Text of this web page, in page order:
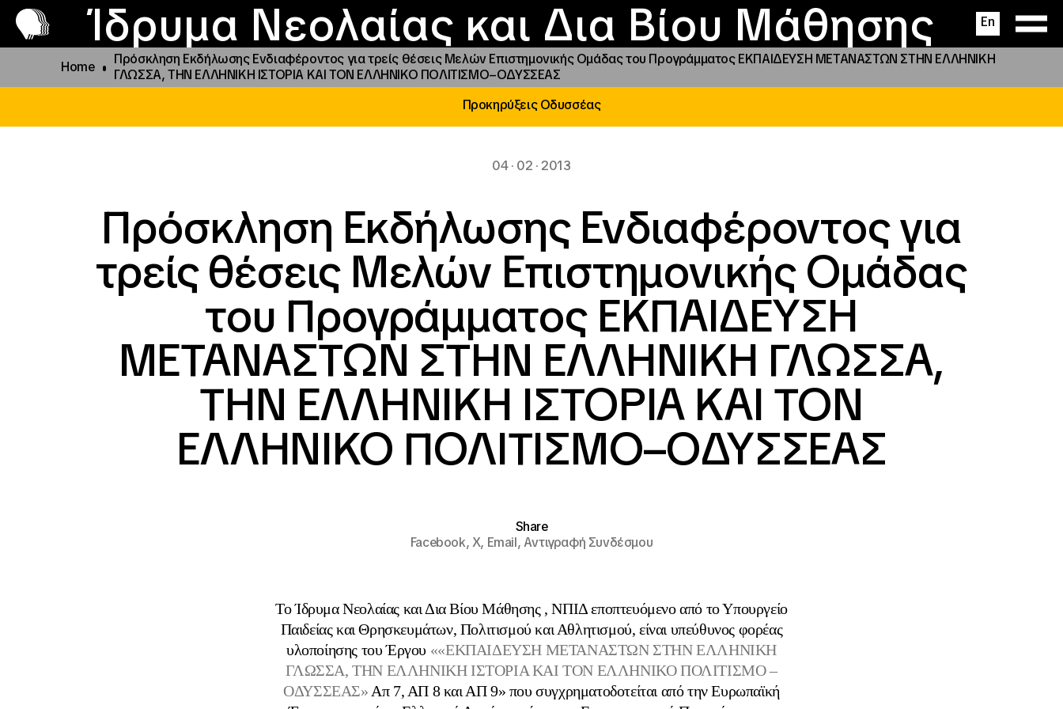
Ίδρυμα Νεολαίας και Δια Βίου Μάθησης En
Το ΙΝΕΔΙΒΙΜ
Προγράμματα και δράσεις
Φοιτητικές Εστίες
Παραχώρηση αιγίδας
Νέα
Επικοινωνία
Home
Πρόσκληση Εκδήλωσης Ενδιαφέροντος για τρείς θέσεις Μελών Επιστημονικής Ομάδας του Προγράμματος ΕΚΠΑΙΔΕΥΣΗ ΜΕΤΑΝΑΣΤΩΝ ΣΤΗΝ ΕΛΛΗΝΙΚΗ
ΓΛΩΣΣΑ, ΤΗΝ ΕΛΛΗΝΙΚΗ ΙΣΤΟΡΙΑ ΚΑΙ ΤΟΝ ΕΛΛΗΝΙΚΟ ΠΟΛΙΤΙΣΜΟ–ΟΔΥΣΣΕΑΣ
Προκηρύξεις Οδυσσέας
04 · 02 · 2013
Πρόσκληση Εκδήλωσης Ενδιαφέροντος για
τρείς θέσεις Μελών Επιστημονικής Ομάδας
του Προγράμματος ΕΚΠΑΙΔΕΥΣΗ
ΜΕΤΑΝΑΣΤΩΝ ΣΤΗΝ ΕΛΛΗΝΙΚΗ ΓΛΩΣΣΑ,
ΤΗΝ ΕΛΛΗΝΙΚΗ ΙΣΤΟΡΙΑ ΚΑΙ ΤΟΝ
ΕΛΛΗΝΙΚΟ ΠΟΛΙΤΙΣΜΟ–ΟΔΥΣΣΕΑΣ
Share
Facebook,X, Email,Αντιγραφή Συνδέσμου
Το Ίδρυμα Νεολαίας και Δια Βίου Μάθησης , ΝΠΙΔ εποπτευόμενο από το Υπουργείο
Παιδείας και Θρησκευμάτων, Πολιτισμού και Αθλητισμού, είναι υπεύθυνος φορέας
υλοποίησης του Έργου ««ΕΚΠΑΙΔΕΥΣΗ ΜΕΤΑΝΑΣΤΩΝ ΣΤΗΝ ΕΛΛΗΝΙΚΗ
ΓΛΩΣΣΑ, ΤΗΝ ΕΛΛΗΝΙΚΗ ΙΣΤΟΡΙΑ ΚΑΙ ΤΟΝ ΕΛΛΗΝΙΚΟ ΠΟΛΙΤΙΣΜΟ –
ΟΔΥΣΣΕΑΣ» Απ 7, ΑΠ 8 και ΑΠ 9» που συγχρηματοδοτείται από την Ευρωπαϊκή